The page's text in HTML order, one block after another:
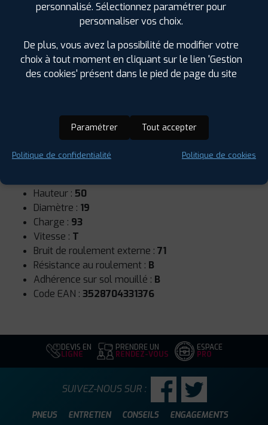
Saison :
4 Saisons
Hauteur : 50
Diamètre : 19
Charge : 93
Vitesse : T
Bruit de roulement externe : 71
Résistance au roulement : B
Adhérence sur sol mouillé : B
Code EAN : 3528704331376
DEVIS EN
LIGNE
PRENDRE UN
RENDEZ-VOUS
ESPACE
PRO
PNEUS ENTRETIEN CONSEILS ENGAGEMENTS
SUIVEZ-NOUS SUR :
personnalisé. Sélectionnez paramétrer pour
personnaliser vos choix.
De plus, vous avez la possibilité de modifier votre
choix à tout moment en cliquant sur le lien 'Gestion
des cookies' présent dans le pied de page du site
Paramétrer Tout accepter
Politique de confidentialité Politique de cookies